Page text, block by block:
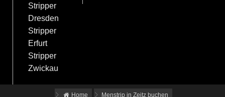
Stripper
Dresden
Stripper
Erfurt
Stripper
Zwickau
Home Menstrip in Zeitz buchen